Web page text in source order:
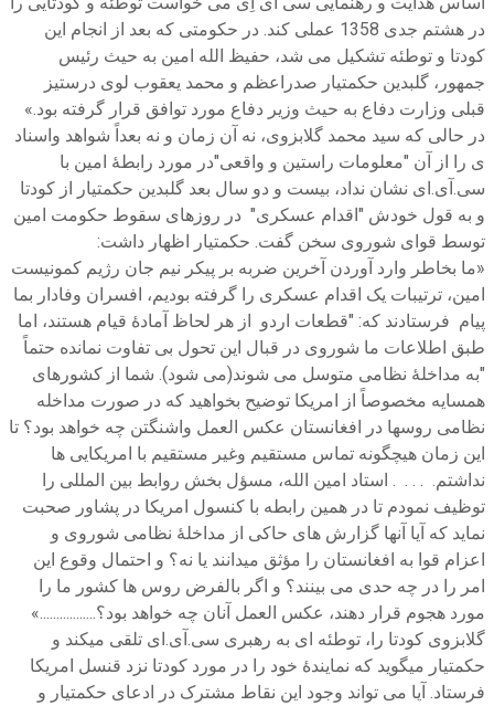
در هشتم جدی 1358 عملی کند. در حکومتی که بعد از انجام این
کودتا و توطئه تشکیل می شد، حفیظ الله امین به حیث رئیس
جمهور، گلبدین حکمتیار صدراعظم و محمد یعقوب لوی درستیز
قبلی وزارت دفاع به حیث وزیر دفاع مورد توافق قرار گرفته بود.»
در حالی که سید محمد گلابزوی، نه آن زمان و نه بعداً شواهد واسناد
ی را از آن "معلومات راستین و واقعی"در مورد رابطۀ امین با
سی.آی.ای نشان نداد، بیست و دو سال بعد گلبدین حکمتیار از کودتا
و به قول خودش "اقدام عسکری" در روزهای سقوط حکومت امین
توسط قوای شوروی سخن گفت. حکمتیار اظهار داشت:
«ما بخاطر وارد آوردن آخرین ضربه بر پیکر نیم جان رژیم کمونیست
امین، ترتیبات یک اقدام عسکری را گرفته بودیم، افسران وفادار بما
پیام فرستادند که: "قطعات اردو از هر لحاظ آمادۀ قیام هستند، اما
طبق اطلاعات ما شوروی در قبال این تحول بی تفاوت نمانده حتماً
"به مداخلۀ نظامی متوسل می شوند(می شود). شما از کشورهای
همسایه مخصوصاً از امریکا توضیح بخواهید که در صورت مداخله
نظامی روسها در افغانستان عکس العمل واشنگتن چه خواهد بود؟ تا
این زمان هیچگونه تماس مستقیم وغیر مستقیم با امریکایی ها
نداشتم. . . . . استاد امین الله، مسؤل بخش روابط بین المللی را
توظیف نمودم تا در همین رابطه با کنسول امریکا در پشاور صحبت
نماید که آیا آنها گزارش های حاکی از مداخلۀ نظامی شوروی و
اعزام قوا به افغانستان را مؤثق میدانند یا نه؟ و احتمال وقوع این
امر را در چه حدی می بینند؟ و اگر بالفرض روس ها کشور ما را
مورد هجوم قرار دهند، عکس العمل آنان چه خواهد بود؟.................»
گلابزوی کودتا را، توطئه ای به رهبری سی.آی.ای تلقی میکند و
حکمتیار میگوید که نمایندۀ خود را در مورد کودتا نزد قنسل امریکا
فرستاد. آیا می تواند وجود این نقاط مشترک در ادعای حکمتیار و